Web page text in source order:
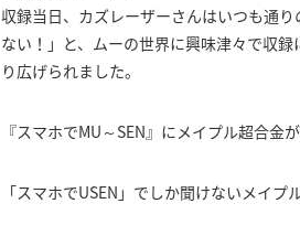
収録当日、カズレーザーさんはいつも通
ない！」と、ムーの世界に興味津々で収
り広げられました。
『スマホでMU～SEN』にメイプル超合金
「スマホでUSEN」でしか聞けないメイ